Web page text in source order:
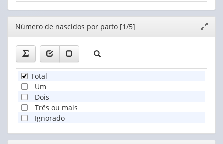
Editor
janela
Número de nascidos por parto [1/5]
Total
Um
Dois
Três ou mais
Ignorado